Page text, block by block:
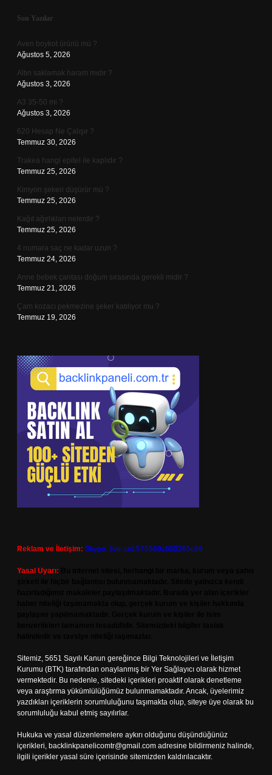
Sidebar
Son Yazılar
Aven boykot ürünü mü ?
Ağustos 5, 2026
Altın saklamak haram mıdır ?
Ağustos 3, 2026
A3 35-50 mi ?
Ağustos 3, 2026
620 Hesap Ne Çalışır ?
Temmuz 30, 2026
Trakea hangi epitel ile kaplıdır ?
Temmuz 25, 2026
Kimyon şekeri düşürür mü ?
Temmuz 25, 2026
Kağıt ağırlıkları nelerdir ?
Temmuz 25, 2026
4 numara saç ne kadar uzun ?
Temmuz 24, 2026
Anne bebek çantası doğum sırasında gerekli midir ?
Temmuz 21, 2026
Çam kozacı pekmezine şeker katılıyor mu ?
Temmuz 19, 2026
Reklam ve İletişim: Skype: live:.cid.575569c608265c69
Yasal Uyarı:
Sitemiz, 5651 Sayılı Kanun gereğince Bilgi Teknolojileri ve İletişim
Kurumu (BTK) tarafından onaylanmış bir Yer Sağlayıcı olarak hizmet
vermektedir. Bu nedenle, sitedeki içerikleri proaktif olarak denetleme
veya araştırma yükümlülüğümüz bulunmamaktadır. Ancak, üyelerimiz
yazdıkları içeriklerin sorumluluğunu taşımakta olup, siteye üye olarak bu
sorumluluğu kabul etmiş sayılırlar.
Hukuka ve yasal düzenlemelere aykırı olduğunu düşündüğünüz
içerikleri, backlinkpanelicomtr@gmail.com adresine bildirmeniz halinde,
ilgili içerikler yasal süre içerisinde sitemizden kaldırılacaktır.